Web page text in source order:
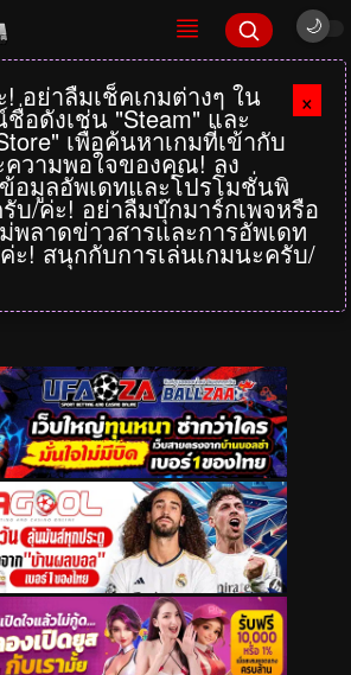
×
อย่าลืมเช็คเกมต่างๆ ใน
อดังเช่น "Steam" และ
เพื่อค้นหาเกมที่เข้ากับ
วามพอใจของคุณ! ลง
อมูลอัพเดทและโปรโมชั่นพิ
บ/ค่ะ! อย่าลืมบุ๊กมาร์กเพจหรือ
พลาดข่าวสารและการอัพเดท
ะ! สนุกกับการเล่นเกมนะครับ/